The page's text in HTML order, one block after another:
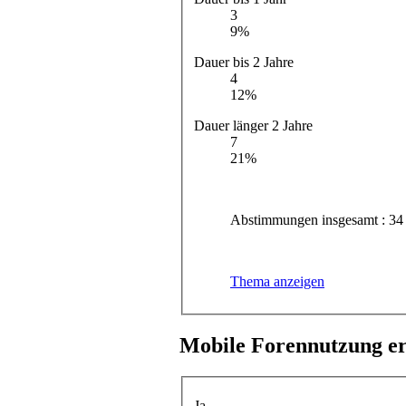
3
9%
Dauer bis 2 Jahre
4
12%
Dauer länger 2 Jahre
7
21%
Abstimmungen insgesamt : 34
Thema anzeigen
Mobile Forennutzung